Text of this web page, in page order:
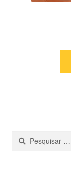
Pesquisar
por: